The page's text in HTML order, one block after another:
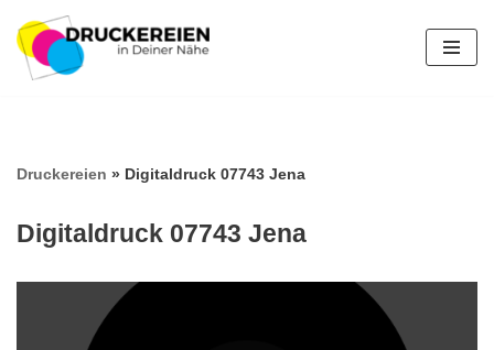
Zum
Inhalt
Druckereien » Digitaldruck 07743 Jena
Digitaldruck 07743 Jena